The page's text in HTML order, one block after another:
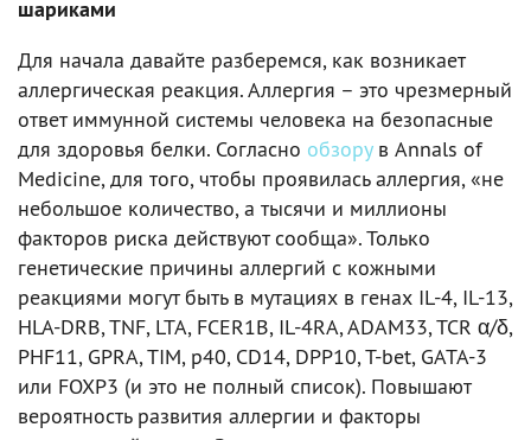
шариками
Для начала давайте разберемся, как возникает
аллергическая реакция. Аллергия – это чрезмерный
ответ иммунной системы человека на безопасные
для здоровья белки. Согласно обзорув Annals of
Medicine, для того, чтобы проявилась аллергия, «не
небольшое количество, а тысячи и миллионы
факторов риска действуют сообща». Только
генетические причины аллергий с кожными
реакциями могут быть в мутациях в генах IL-4, IL-13,
HLA-DRB, TNF, LTA, FCER1B, IL-4RA, ADAM33, TCR α/δ,
PHF11, GPRA, TIM, p40, CD14, DPP10, T-bet, GATA-3
или FOXP3 (и это не полный список). Повышают
вероятность развития аллергии и факторы